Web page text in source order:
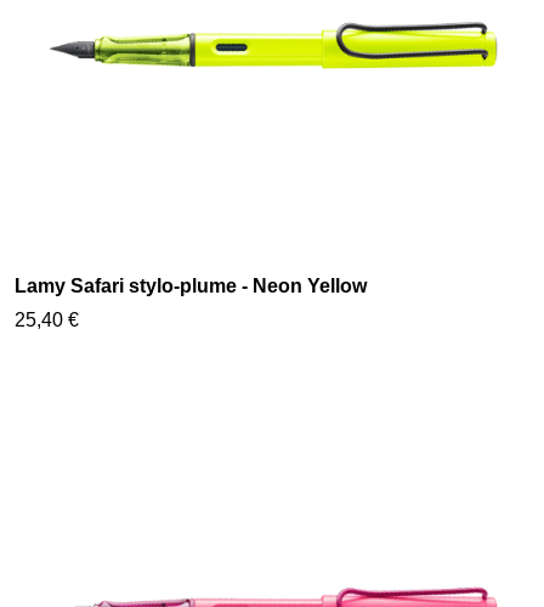
Lamy Safari stylo-plume - Neon Yellow
25,40 €